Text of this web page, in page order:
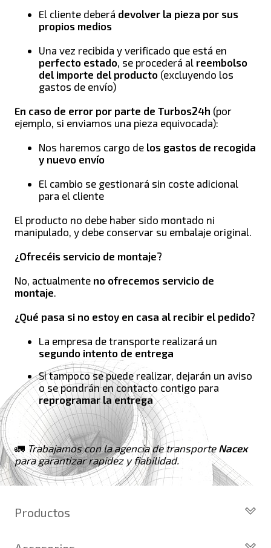
El cliente deberá devolver la pieza por sus
propios medios
Una vez recibida y verificado que está en
perfecto estado, se procederá al reembolso
del importe del producto (excluyendo los
gastos de envío)
En caso de error por parte de Turbos24h (por
ejemplo, si enviamos una pieza equivocada):
Nos haremos cargo de los gastos de recogida
y nuevo envío
El cambio se gestionará sin coste adicional
para el cliente
El producto no debe haber sido montado ni
manipulado, y debe conservar su embalaje original.
¿Ofrecéis servicio de montaje?
No, actualmente no ofrecemos servicio de
montaje.
¿Qué pasa si no estoy en casa al recibir el pedido?
La empresa de transporte realizará un
segundo intento de entrega
Si tampoco se puede realizar, dejarán un aviso
o se pondrán en contacto contigo para
reprogramar la entrega
🚛 Trabajamos con la agencia de transporte Nacex
para garantizar rapidez y fiabilidad.
Productos